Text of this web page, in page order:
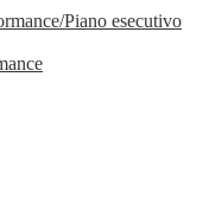
Piano esecutivo